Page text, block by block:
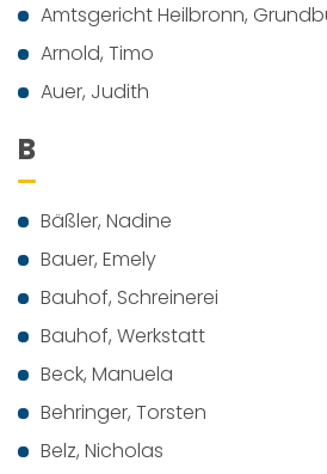
Amtsgericht Heilbronn,
Arnold, Timo
Auer, Judith
B
Bäßler, Nadine
Bauer, Emely
Bauhof, Schreinerei
Bauhof, Werkstatt
Beck, Manuela
Behringer, Torsten
Belz, Nicholas